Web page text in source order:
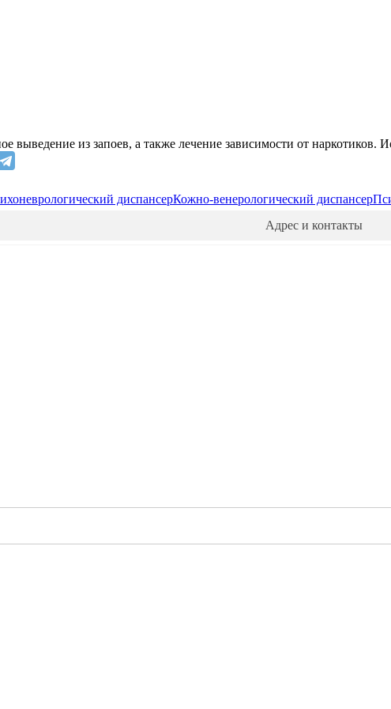
выведение из запоев, а также лечение зависимости от
диспансерКожно-венерологический диспансер
Адрес и контакты